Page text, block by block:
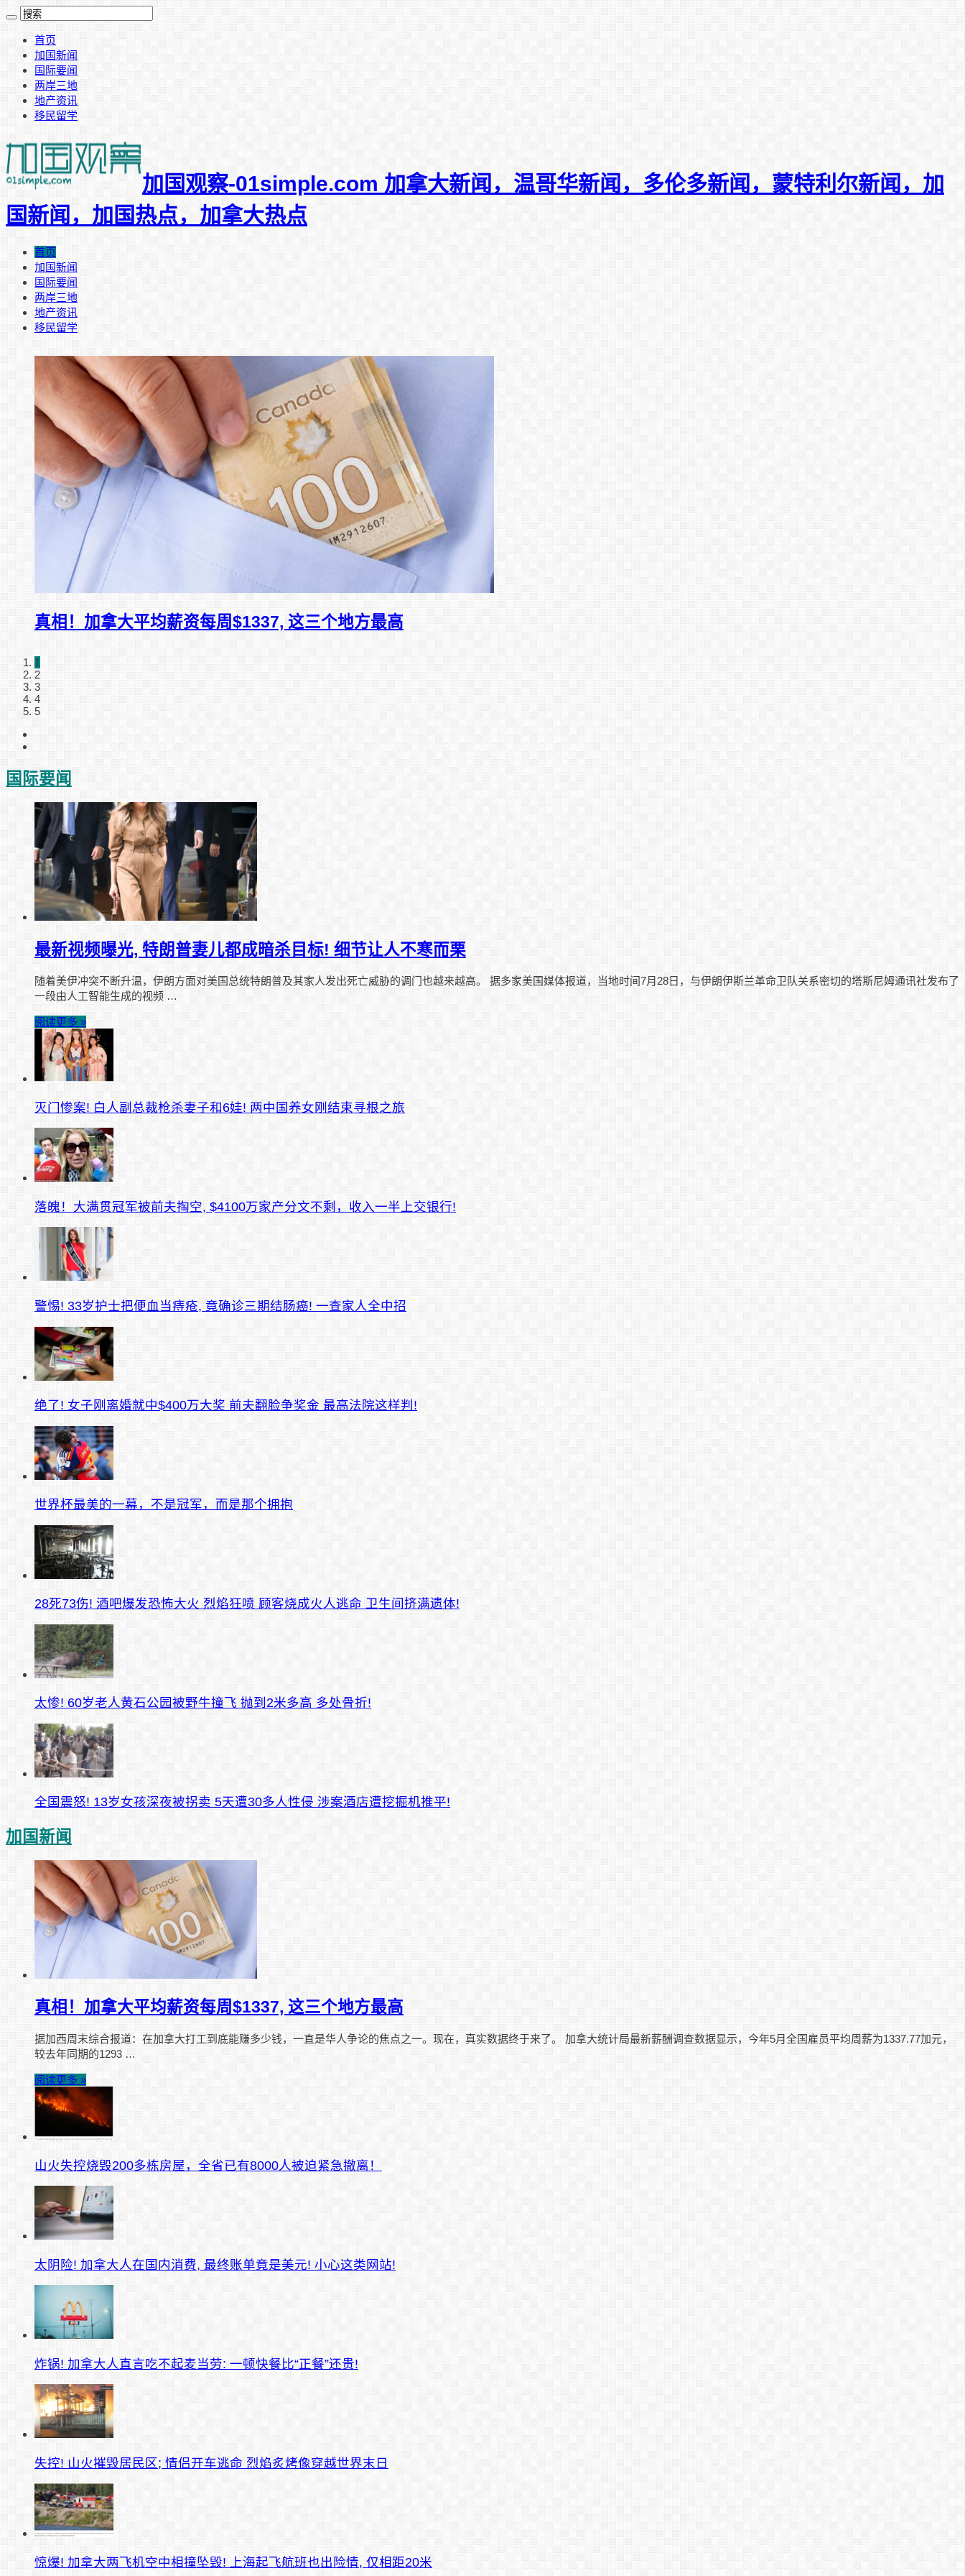
首页
加国新闻
国际要闻
两岸三地
地产资讯
移民留学
加国观察-01simple.com 加拿大新闻，温哥华新闻，多伦多新闻，蒙特利尔新闻，加
国新闻，加国热点，加拿大热点
首页
加国新闻
国际要闻
两岸三地
地产资讯
移民留学
真相！加拿大平均薪资每周$1337, 这三个地方最高
1
2
3
4
5
国际要闻
最新视频曝光, 特朗普妻儿都成暗杀目标! 细节让人不寒而栗
随着美伊冲突不断升温，伊朗方面对美国总统特朗普及其家人发出死亡威胁的调门也越来越高。 据多家美国媒体报道，当地时间7月28日，与伊朗伊斯兰革命卫队关系密切的塔斯尼姆通讯社发布了
一段由人工智能生成的视频 …
阅读更多 »
灭门惨案! 白人副总裁枪杀妻子和6娃! 两中国养女刚结束寻根之旅
落魄！大满贯冠军被前夫掏空, $4100万家产分文不剩，收入一半上交银行!
警惕! 33岁护士把便血当痔疮, 竟确诊三期结肠癌! 一查家人全中招
绝了! 女子刚离婚就中$400万大奖 前夫翻脸争奖金 最高法院这样判!
世界杯最美的一幕，不是冠军，而是那个拥抱
28死73伤! 酒吧爆发恐怖大火 烈焰狂喷 顾客烧成火人逃命 卫生间挤满遗体!
太惨! 60岁老人黄石公园被野牛撞飞 抛到2米多高 多处骨折!
全国震怒! 13岁女孩深夜被拐卖 5天遭30多人性侵 涉案酒店遭挖掘机推平!
加国新闻
真相！加拿大平均薪资每周$1337, 这三个地方最高
据加西周末综合报道：在加拿大打工到底能赚多少钱，一直是华人争论的焦点之一。现在，真实数据终于来了。 加拿大统计局最新薪酬调查数据显示，今年5月全国雇员平均周薪为1337.77加元，
较去年同期的1293 …
阅读更多 »
山火失控烧毁200多栋房屋，全省已有8000人被迫紧急撤离！
太阴险! 加拿大人在国内消费, 最终账单竟是美元! 小心这类网站!
炸锅! 加拿大人直言吃不起麦当劳: 一顿快餐比“正餐”还贵!
失控! 山火摧毁居民区; 情侣开车逃命 烈焰炙烤像穿越世界末日
惊爆! 加拿大两飞机空中相撞坠毁! 上海起飞航班也出险情, 仅相距20米